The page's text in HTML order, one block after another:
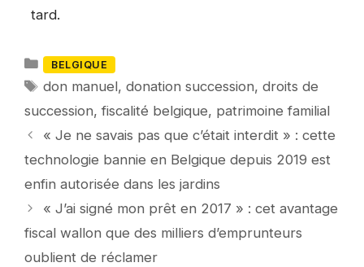
tard.
Catégories
BELGIQUE
Mots-
don manuel,donation succession,droits de
succession,fiscalité belgique, patrimoine familial
« Je ne savais pas que c’était interdit » : cette
technologie bannie en Belgique depuis 2019 est
enfin autorisée dans les jardins
« J’ai signé mon prêt en 2017 » : cet avantage
fiscal wallon que des milliers d’emprunteurs
oublient de réclamer